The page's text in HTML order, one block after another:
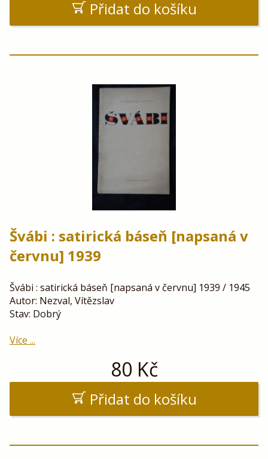
Přidat do košíku
Švábi : satirická báseň [napsaná v
červnu] 1939
Švábi : satirická báseň [napsaná v červnu] 1939 / 1945
Autor: Nezval, Vítězslav
Stav: Dobrý
Více ...
80 Kč
Přidat do košíku